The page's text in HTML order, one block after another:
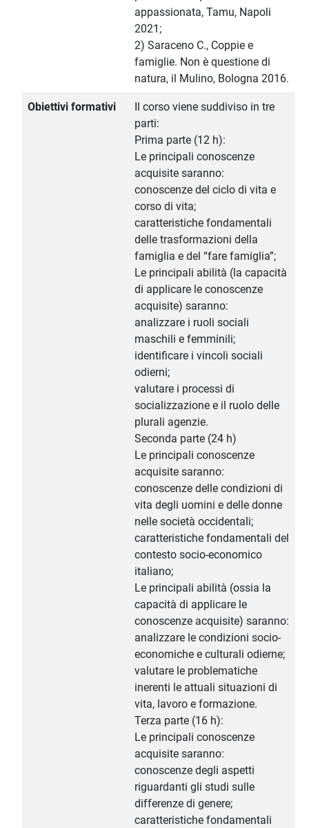
appassionata, Tamu, Napoli
2021;
2) Saraceno C., Coppie e
famiglie. Non è questione di
natura, il Mulino, Bologna 2016.
Obiettivi formativi
Il corso viene suddiviso in tre
parti:
Prima parte (12 h):
Le principali conoscenze
acquisite saranno:
conoscenze del ciclo di vita e
corso di vita;
caratteristiche fondamentali
delle trasformazioni della
famiglia e del “fare famiglia”;
Le principali abilità (la capacità
di applicare le conoscenze
acquisite) saranno:
analizzare i ruoli sociali
maschili e femminili;
identificare i vincoli sociali
odierni;
valutare i processi di
socializzazione e il ruolo delle
plurali agenzie.
Seconda parte (24 h)
Le principali conoscenze
acquisite saranno:
conoscenze delle condizioni di
vita degli uomini e delle donne
nelle società occidentali;
caratteristiche fondamentali del
contesto socio-economico
italiano;
Le principali abilità (ossia la
capacità di applicare le
conoscenze acquisite) saranno:
analizzare le condizioni socio-
economiche e culturali odierne;
valutare le problematiche
inerenti le attuali situazioni di
vita, lavoro e formazione.
Terza parte (16 h):
Le principali conoscenze
acquisite saranno:
conoscenze degli aspetti
riguardanti gli studi sulle
differenze di genere;
caratteristiche fondamentali